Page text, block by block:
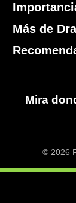
Más de
Mira
© 2026